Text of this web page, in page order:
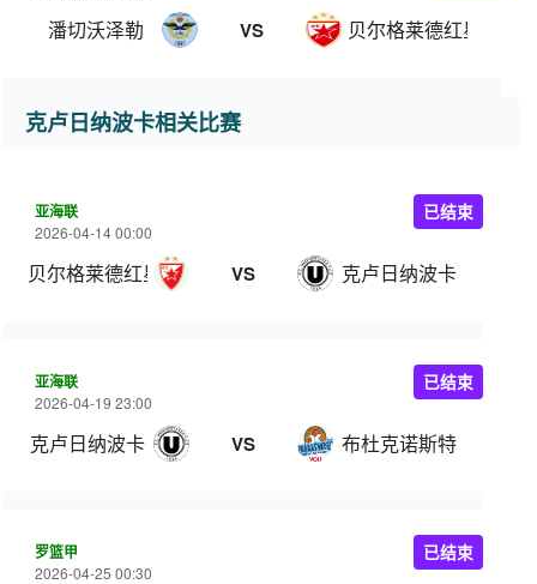
潘切沃泽勒 VS 贝尔格莱德红星
克卢日纳波卡相关比赛
亚海联
2026-04-14 00:00
贝尔格莱德红星 VS 克卢日纳波卡
已结束
亚海联
2026-04-19 23:00
克卢日纳波卡 VS 布杜克诺斯特
已结束
罗篮甲
2026-04-25 00:30
已结束